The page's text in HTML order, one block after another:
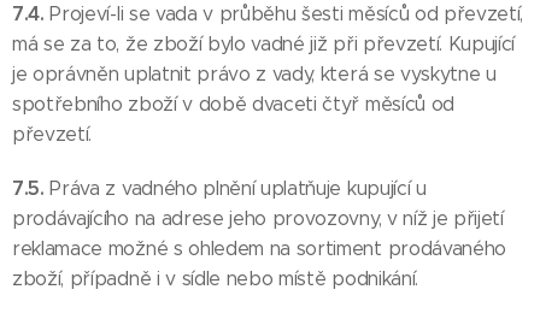
7.4.Projeví-li se vada v průběhu šesti měsíců od převzetí,
má se za to, že zboží bylo vadné již při převzetí. Kupující
je oprávněn uplatnit právo z vady, která se vyskytne u
spotřebního zboží v době dvaceti čtyř měsíců od
převzetí.
7.5.Práva z vadného plnění uplatňuje kupující u
prodávajícího na adrese jeho provozovny, v níž je přijetí
reklamace možné s ohledem na sortiment prodávaného
zboží, případně i v sídle nebo místě podnikání.